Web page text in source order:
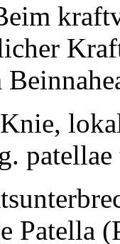
patellae
Patella